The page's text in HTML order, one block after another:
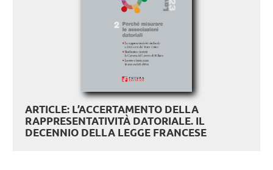
ARTICLE: L’ACCERTAMENTO DELLA
RAPPRESENTATIVITÀ DATORIALE. IL
DECENNIO DELLA LEGGE FRANCESE